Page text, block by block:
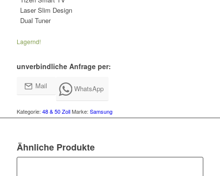
Laser Slim Design
Dual Tuner
Lagernd!
unverbindliche Anfrage per:
Mail WhatsApp
Kategorie: 48 & 50 Zoll Marke: Samsung
Ähnliche Produkte